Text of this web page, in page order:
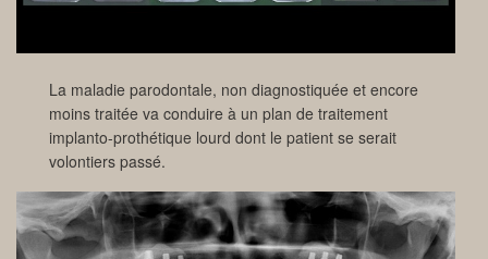
La maladie parodontale, non diagnostiquée et encore
moins traitée va conduire à un plan de traitement
implanto-prothétique lourd dont le patient se serait
volontiers passé.